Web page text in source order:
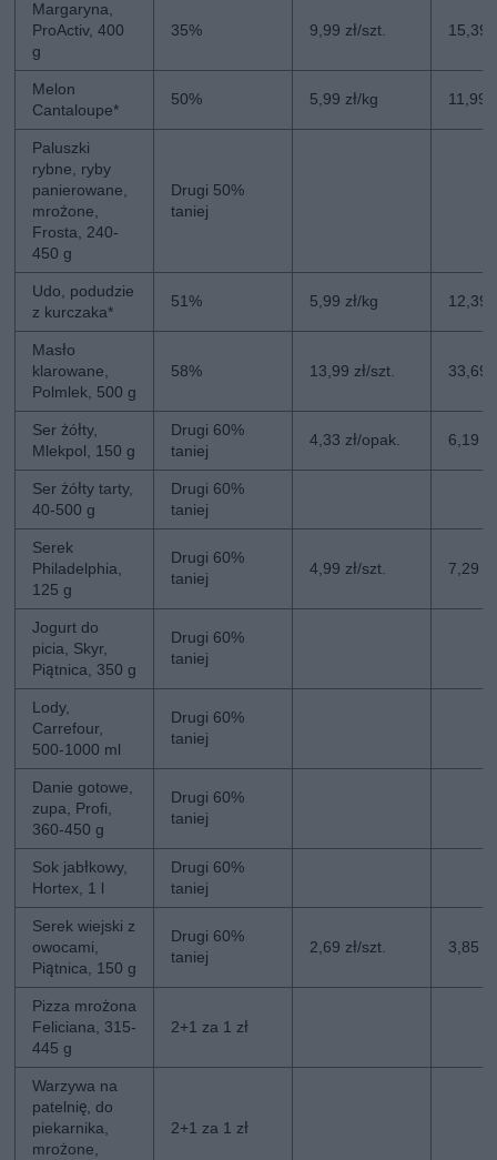
Margaryna,
ProActiv, 400
g
35% 9,99 zł/szt. 15,39
Melon
Cantaloupe*
50% 5,99 zł/kg 11,99
Paluszki
rybne, ryby
panierowane,
mrożone,
Frosta, 240-
450 g
Drugi 50%
taniej
Udo, podudzie
z kurczaka*
51% 5,99 zł/kg 12,39
Masło
klarowane,
Polmlek, 500 g
58% 13,99 zł/szt. 33,69
Ser żółty,
Mlekpol, 150 g
Drugi 60%
taniej
4,33 zł/opak. 6,19
Ser żółty tarty,
40-500 g
Drugi 60%
taniej
Serek
Philadelphia,
125 g
Drugi 60%
taniej
4,99 zł/szt. 7,29
Jogurt do
picia, Skyr,
Piątnica, 350 g
Drugi 60%
taniej
Lody,
Carrefour,
500-1000 ml
Drugi 60%
taniej
Danie gotowe,
zupa, Profi,
360-450 g
Drugi 60%
taniej
Sok jabłkowy,
Hortex, 1 l
Drugi 60%
taniej
Serek wiejski z
owocami,
Piątnica, 150 g
Drugi 60%
taniej
2,69 zł/szt. 3,85
Pizza mrożona
Feliciana, 315-
445 g
2+1 za 1 zł
Warzywa na
patelnię, do
piekarnika,
mrożone,
2+1 za 1 zł